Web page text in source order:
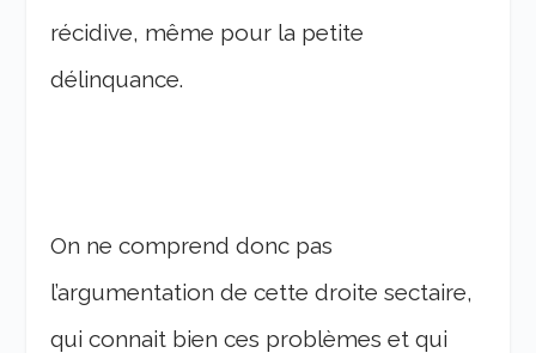
récidive, même pour la petite
délinquance.
On ne comprend donc pas
l’argumentation de cette droite sectaire,
qui connait bien ces problèmes et qui